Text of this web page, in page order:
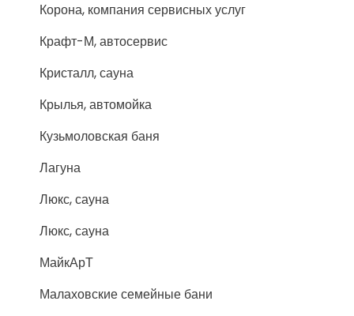
Корона, компания сервисных услуг
Крафт-М, автосервис
Кристалл, сауна
Крылья, автомойка
Кузьмоловская баня
Лагуна
Люкс, сауна
Люкс, сауна
МайкАрТ
Малаховские семейные бани